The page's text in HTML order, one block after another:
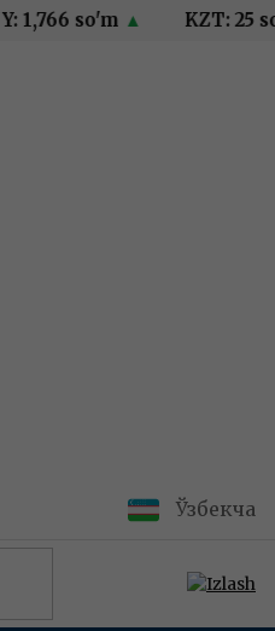
1,766 so'm▲ KZT: 25
Ўзбекча